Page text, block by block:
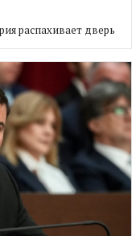
распахивает дверь